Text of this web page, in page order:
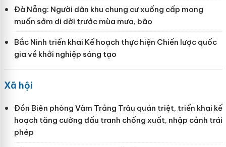
Đà Nẵng: Người dân khu chung cư xuống cấp mong
muốn sớm di dời trước mùa mưa, bão
Bắc Ninh triển khai Kế hoạch thực hiện Chiến lược quốc
gia về khởi nghiệp sáng tạo
Xã hội
Đồn Biên phòng Vàm Trảng Trâu quán triệt, triển khai kế
hoạch tăng cường đấu tranh chống xuất, nhập cảnh trái
phép